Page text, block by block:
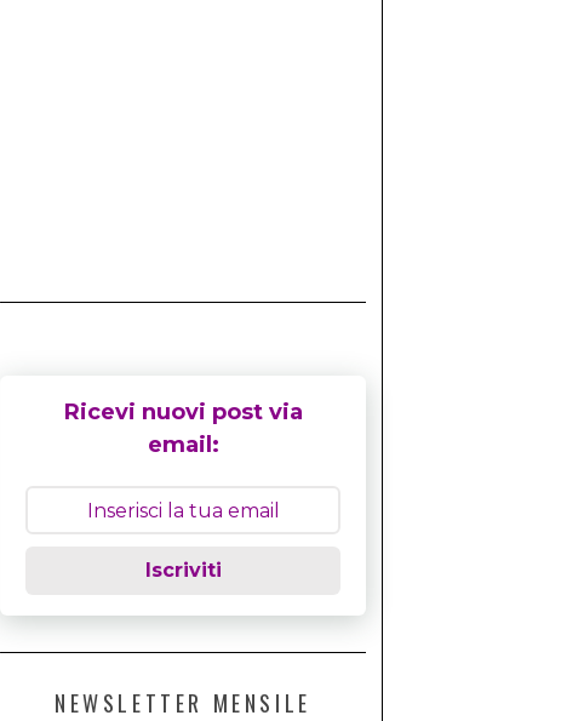
Ricevi nuovi post via
email:
Iscriviti
NEWSLETTER MENSILE